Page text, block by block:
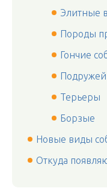
Элитные
Породы
Гончие
Терьеры
Борзые
Новые виды
Откуда